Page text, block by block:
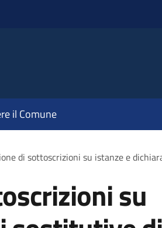
il Comune
di sottoscrizioni su istanze e
su